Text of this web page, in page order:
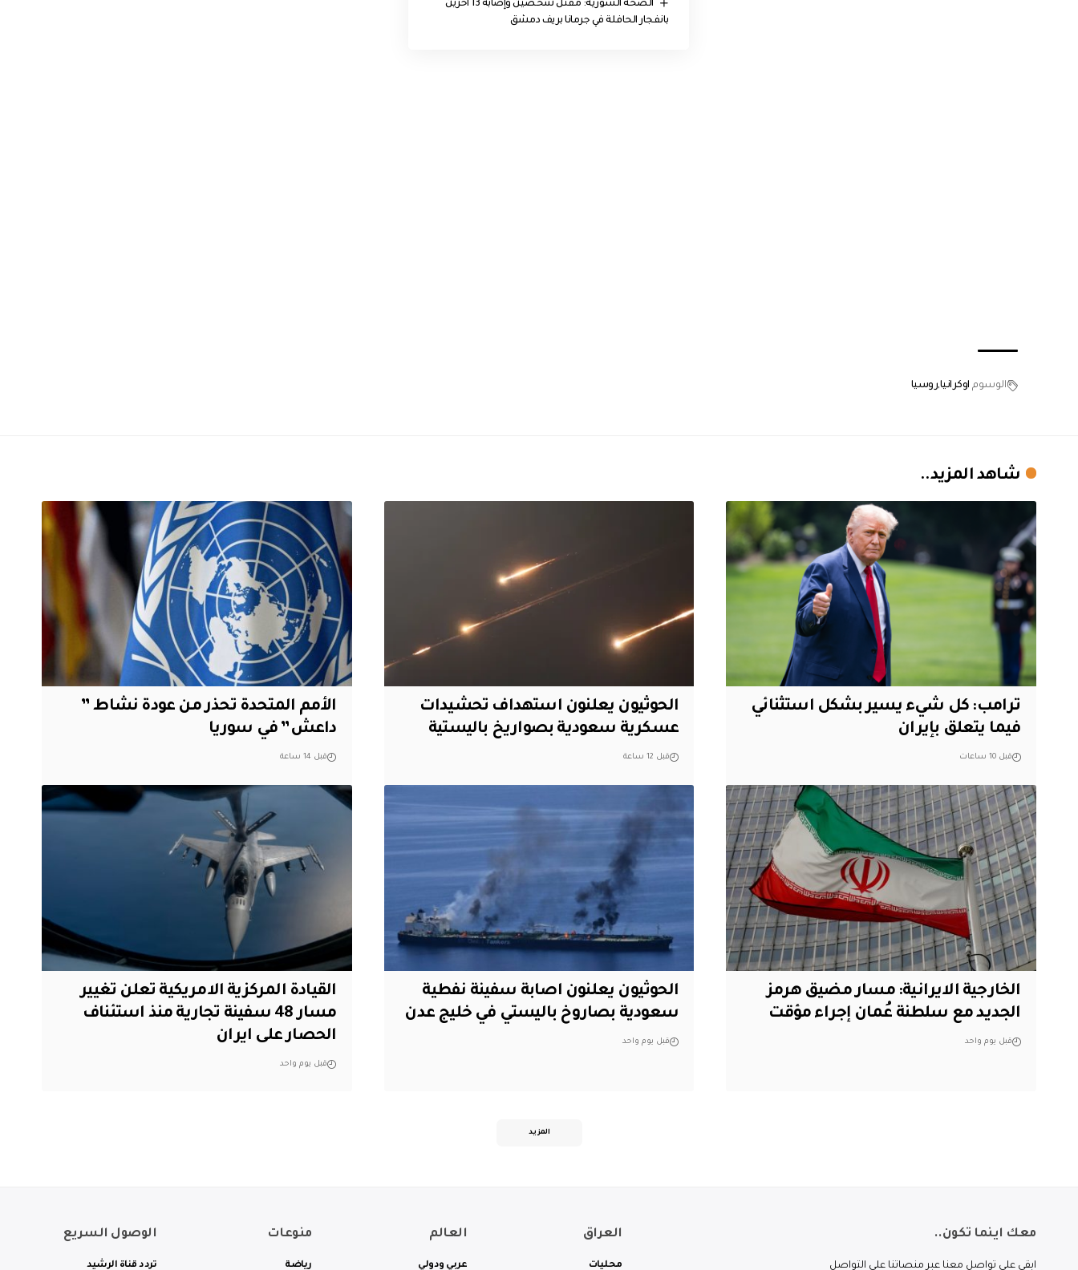
الصحة السورية: مقتل شخصين وإصابة 13 اخرين
بانفجار الحافلة في جرمانا بريف دمشق
الوسوم اوكرانيا روسيا
شاهد المزيد..
ترامب: كل شيء يسير بشكل استثنائي
فيما يتعلق بإيران
قبل 10 ساعات
الحوثيون يعلنون استهداف تحشيدات
عسكرية سعودية بصواريخ باليستية
قبل 12 ساعة
الأمم المتحدة تحذر من عودة نشاط ”
داعش” في سوريا
قبل 14 ساعة
الخارجية الايرانية: مسار مضيق هرمز
الجديد مع سلطنة عُمان إجراء مؤقت
قبل يوم واحد
الحوثيون يعلنون اصابة سفينة نفطية
سعودية بصاروخ باليستي في خليج عدن
قبل يوم واحد
القيادة المركزية الامريكية تعلن تغيير
مسار 48 سفينة تجارية منذ استئناف
الحصار على ايران
قبل يوم واحد
المزيد
معك اينما تكون..
ابقى على تواصل معنا عبر منصاتنا على التواصل
العراق
محليات
العالم
عربي ودولي
منوعات
رياضة
الوصول السريع
تردد قناة الرشيد